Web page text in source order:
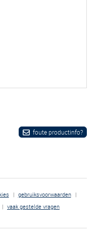
foute productinfo?
| gebruiksvoorwaarden
|
| vaak gestelde vragen